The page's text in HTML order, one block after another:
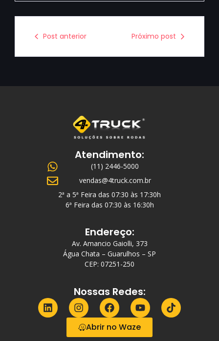
Post anterior Próximo post
Atendimento:
(11) 2446-5000
vendas@4truck.com.br
2ª a 5ª Feira das 07:30 às 17:30h
6ª Feira das 07:30 às 16:30h
Endereço:
Av. Amancio Gaiolli, 373
Água Chata – Guarulhos – SP
CEP: 07251-250
Nossas Redes:
Abrir no Waze